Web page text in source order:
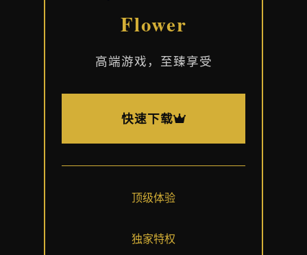
Flower
高端游戏，至臻享受
快速下载
顶级体验
独家特权